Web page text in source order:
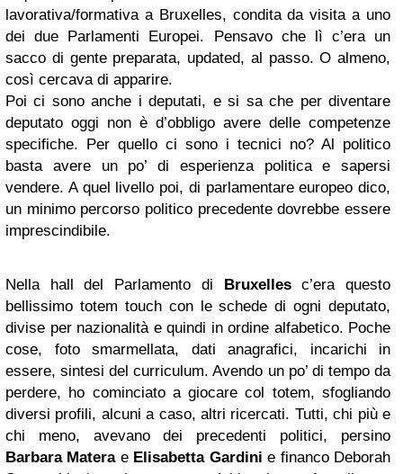
lavorativa/formativa a Bruxelles, condita da visita a uno
dei due Parlamenti Europei. Pensavo che lì c’era un
sacco di gente preparata, updated, al passo. O almeno,
così cercava di apparire.
Poi ci sono anche i deputati, e si sa che per diventare
deputato oggi non è d’obbligo avere delle competenze
specifiche. Per quello ci sono i tecnici no? Al politico
basta avere un po’ di esperienza politica e sapersi
vendere. A quel livello poi, di parlamentare europeo dico,
un minimo percorso politico precedente dovrebbe essere
imprescindibile.
Nella hall del Parlamento di Bruxellesc’era questo
bellissimo totem touch con le schede di ogni deputato,
divise per nazionalità e quindi in ordine alfabetico. Poche
cose, foto smarmellata, dati anagrafici, incarichi in
essere, sintesi del curriculum. Avendo un po’ di tempo da
perdere, ho cominciato a giocare col totem, sfogliando
diversi profili, alcuni a caso, altri ricercati. Tutti, chi più e
chi meno, avevano dei precedenti politici, persino
Barbara Materae Elisabetta Gardini e financo Deborah